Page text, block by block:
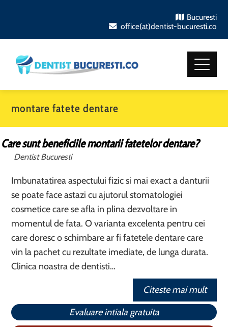
Bucuresti
office(at)dentist-bucuresti.co
montare fatete dentare
Care sunt beneficiile montarii fatetelor dentare?
Dentist Bucuresti
Imbunatatirea aspectului fizic si mai exact a danturii
se poate face astazi cu ajutorul stomatologiei
cosmetice care se afla in plina dezvoltare in
momentul de fata. O varianta excelenta pentru cei
care doresc o schimbare ar fi fatetele dentare care
vin la pachet cu rezultate imediate, de lunga durata.
Clinica noastra de dentisti…
Citeste mai mult
Evaluare intiala gratuita